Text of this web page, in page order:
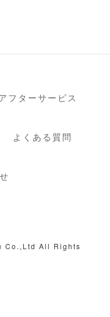
フターサービス
よくある質問
Co.,Ltd All Rights